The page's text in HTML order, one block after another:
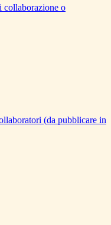
o
(da pubblicare in